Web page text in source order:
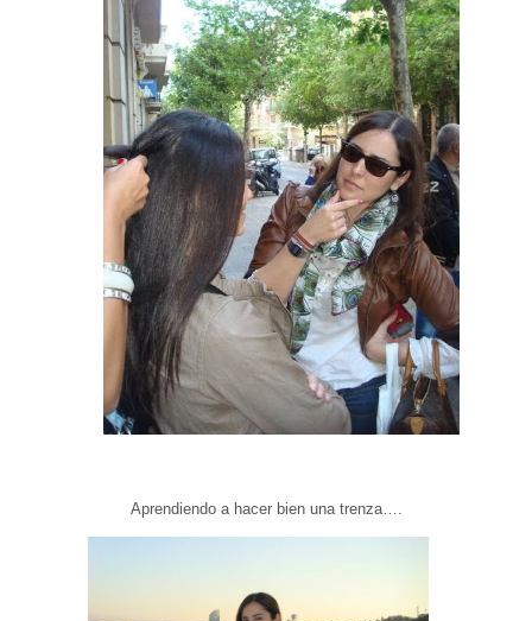
Aprendiendo a hacer bien una trenza….
y estructura
de la web, en
Experiencia
rechaza estas
funcionalidades
desaparecerán
mientras visitas